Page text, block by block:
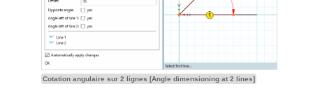
Cotation angulaire sur 2 lignes [Angle dimensioning at 2 lines]